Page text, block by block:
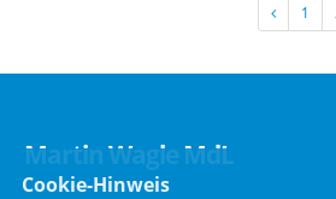
1
Martin Wagle MdL
Cookie-Hinweis